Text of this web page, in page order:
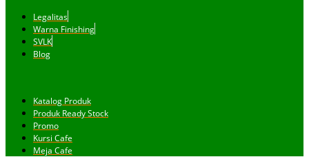
Legalitas
Warna Finishing
SVLK
Blog
Katalog Produk
Produk Ready Stock
Promo
Kursi Cafe
Meja Cafe